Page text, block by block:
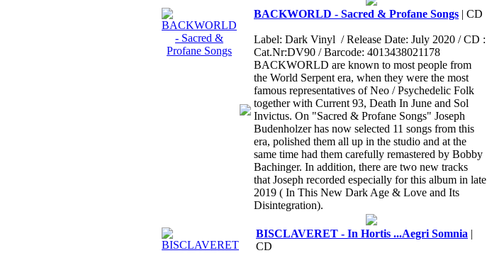
BACKWORLD - Sacred & Profane Songs | CD
Label: Dark Vinyl / Release Date: July 2020 / CD :
Cat.Nr:DV90 / Barcode: 4013438021178
BACKWORLD are known to most people from
the World Serpent era, when they were the most
famous representatives of Neo / Psychedelic Folk
together with Current 93, Death In June and Sol
Invictus. On "Sacred & Profane Songs" Joseph
Budenholzer has now selected 11 songs from this
era, polished them all up in the studio and at the
same time had them carefully remastered by Bobby
Bachinger. In addition, there are two new tracks
that Joseph recorded especially for this album in late
2019 ( In This New Dark Age & Love and Its
Disintegration).
BISCLAVERET - In Hortis ...Aegri Somnia |
CD